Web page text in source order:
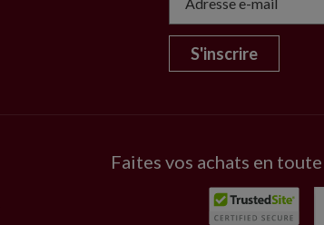
S'inscrire
Faites vos achats en